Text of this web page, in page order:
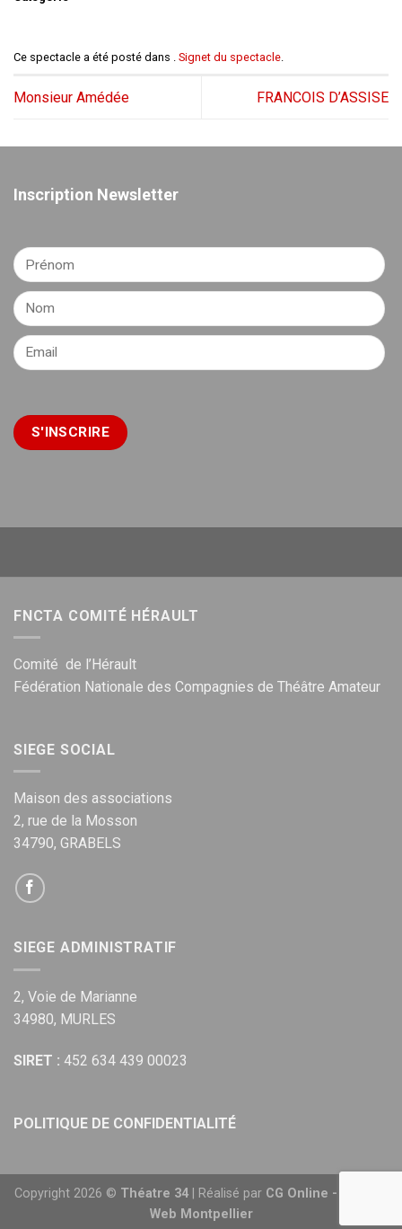
Ce spectacle a été posté dans . Signet du spectacle.
Monsieur Amédée FRANCOIS D’ASSISE
Inscription Newsletter
FNCTA COMITÉ HÉRAULT
Comité de l’Hérault
Fédération Nationale des Compagnies de Théâtre Amateur
SIEGE SOCIAL
Maison des associations
2, rue de la Mosson
34790, GRABELS
SIEGE ADMINISTRATIF
2, Voie de Marianne
34980, MURLES
SIRET : 452 634 439 00023
POLITIQUE DE CONFIDENTIALITÉ
Copyright 2026 © Théatre 34| Réalisé par CG Online - Agence
Web Montpellier